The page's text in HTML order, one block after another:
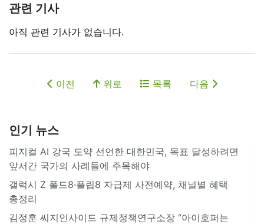
관련 기사
아직 관련 기사가 없습니다.
이전 위로 목록 다음
인기 뉴스
피지컬 AI 강국 도약 선언한 대한민국, 목표 달성하려면
앞서간 국가의 사례들에 주목해야
갤럭시 Z 폴드8·플립8 자급제 사전예약, 채널별 혜택
총정리
김정훈 씨지인사이드 규제정책연구소장 “아이호퍼는